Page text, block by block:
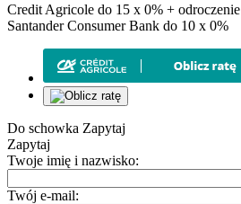
Credit Agricole do 15 x 0% + odroczenie
Santander Consumer Bank do 10 x 0%
Do schowka Zapytaj
Zapytaj
Twoje imię i nazwisko:
Twój e-mail: